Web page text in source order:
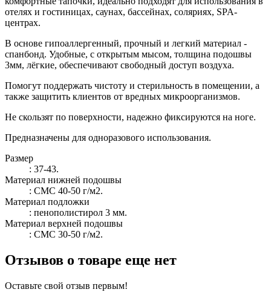
отелях и гостиницах, саунах, бассейнах, соляриях, SPA-
центрах.
В основе гипоаллергенный, прочный и легкий материал -
спанбонд. Удобные, с открытым мысом, толщина подошвы
3мм, лёгкие, обеспечивают свободный доступ воздуха.
Помогут поддержать чистоту и стерильность в помещении, а
также защитить клиентов от вредных микроорганизмов.
Не скользят по поверхности, надежно фиксируются на ноге.
Предназначены для одноразового использования.
Размер
: 37-43.
Материал нижней подошвы
: СМС 40-50 г/м2.
Материал подложки
: пенополистирол 3 мм.
Материал верхней подошвы
: СМС 30-50 г/м2.
Отзывов о товаре еще нет
Оставьте свой отзыв первым!